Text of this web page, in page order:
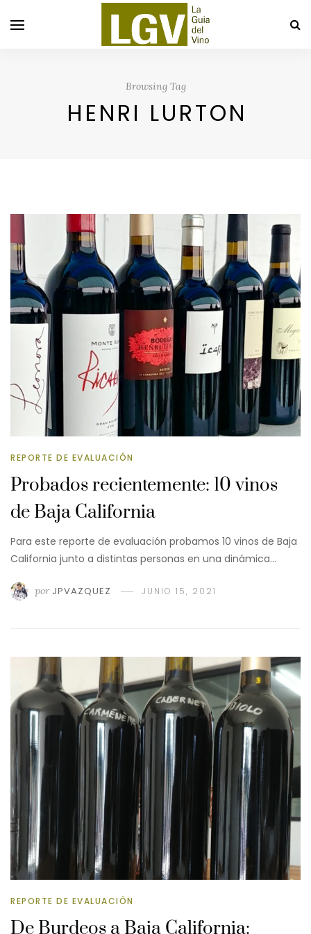
Browsing Tag
HENRI LURTON
REPORTE DE EVALUACIÓN
Probados recientemente: 10 vinos
de Baja California
Para este reporte de evaluación probamos 10 vinos de Baja
California junto a distintas personas en una dinámica…
por JPVAZQUEZ JUNIO 15, 2021
REPORTE DE EVALUACIÓN
De Burdeos a Baja California: